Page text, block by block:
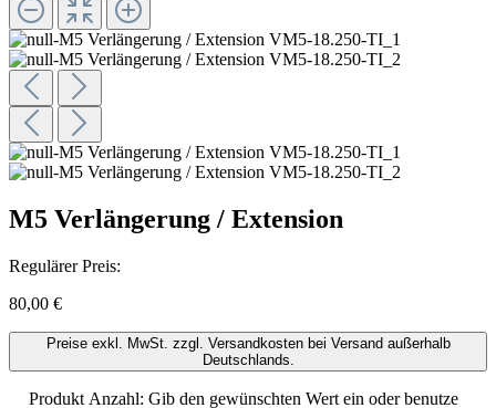
M5 Verlängerung / Extension
Regulärer Preis:
80,00 €
Preise exkl. MwSt. zzgl. Versandkosten bei Versand außerhalb
Deutschlands.
Produkt Anzahl: Gib den gewünschten Wert ein oder benutze